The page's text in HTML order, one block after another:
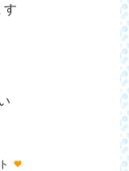
す